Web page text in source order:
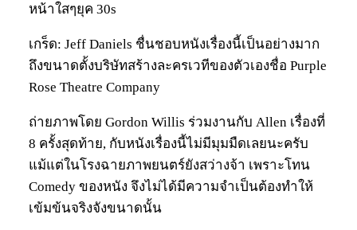
หน้าใสๆยุค 30s
เกร็ด: Jeff Daniels ชื่นชอบหนังเรื่องนี้เป็นอย่างมาก
ถึงขนาดตั้งบริษัทสร้างละครเวทีของตัวเองชื่อ Purple
Rose Theatre Company
ถ่ายภาพโดย Gordon Willis ร่วมงานกับ Allen เรื่องที่
8 ครั้งสุดท้าย, กับหนังเรื่องนี้ไม่มีมุมมืดเลยนะครับ
แม้แต่ในโรงฉายภาพยนตร์ยังสว่างจ้า เพราะโทน
Comedy ของหนัง จึงไม่ได้มีความจำเป็นต้องทำให้
เข้มข้นจริงจังขนาดนั้น